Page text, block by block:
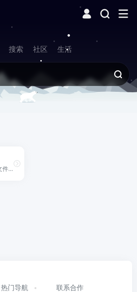
搜索 社区 生活
Riffo是一款智能文件重命名和整理工具，利用AI技术帮助您轻松管理文件，提高工作效率。它是摄影师、设计师和所有寻求高生产力的专业人士的理想选择。
热门导航 联系合作